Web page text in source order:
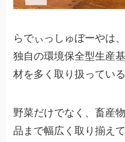
らでぃっしゅぼーやは
独自の環境保全型生産
材を多く取り扱ってい
野菜だけでなく、畜産
品まで幅広く取り揃え